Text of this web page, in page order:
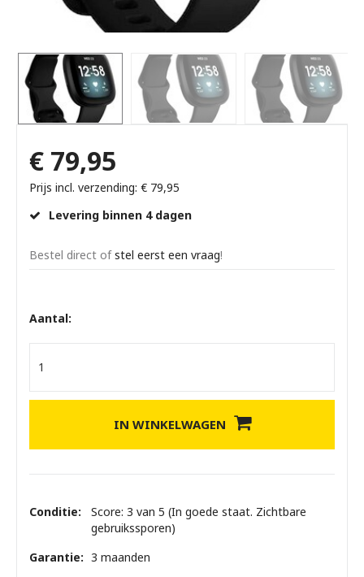
€ 79,95
Prijs incl. verzending: € 79,95
Levering binnen 4 dagen
Bestel direct ofstel eerst een vraag!
Aantal:
IN WINKELWAGEN
Conditie:
Score: 3 van 5 (In goede staat. Zichtbare
gebruikssporen)
Garantie: 3 maanden